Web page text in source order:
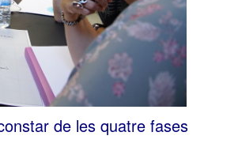
de les quatre fases